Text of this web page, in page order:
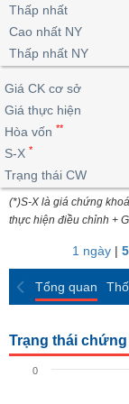
lỗ
dịch
nội
Niên
giám
Tài
liệu
cổ
Định
giá
ngoài
doanh
Top
cổ
phiếu
ngành
giao
dịch
dịch
Chứng
quyền
quan
Thống
giao
dịch
Thống
giao
dịch
Tin
tức
Phân
tích
kỹ
thuật
trực
tuyến
Bộ
lọc
cổ
So
sánh
Báo
cáo
Vĩ
mô
lai
Chứng
quyền
Trái
phiếu
IR
Awards
tạo
Dịch
vụ
Thấp nhất
Cao nhất NY
Thấp nhất NY
Giá CK cơ sở
Giá thực hiện
Hòa vốn **
S-X *
Trạng thái CW
(*)S-X là giá chứng
thực hiện điều chỉnh +
1 ngày|
Tổng quan
Trạng thái
0
BẤT
ĐỘNG
SẢN
TÀI
CHÍNH
HÀNG
KINH